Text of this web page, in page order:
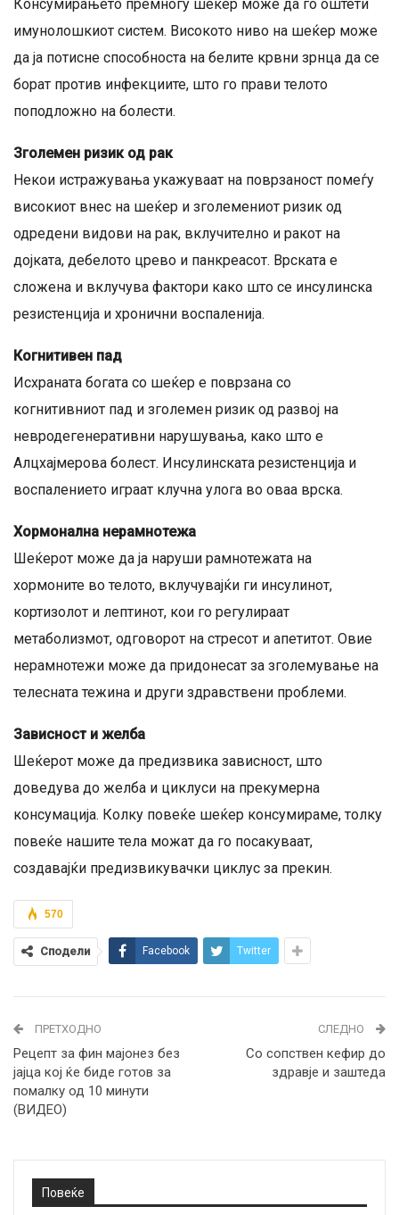
Консумирањето премногу шеќер може да го оштети
имунолошкиот систем. Високото ниво на шеќер може
да ја потисне способноста на белите крвни зрнца да се
борат против инфекциите, што го прави телото
поподложно на болести.
Зголемен ризик од рак
Некои истражувања укажуваат на поврзаност помеѓу
високиот внес на шеќер и зголемениот ризик од
одредени видови на рак, вклучително и ракот на
дојката, дебелото црево и панкреасот. Врската е
сложена и вклучува фактори како што се инсулинска
резистенција и хронични воспаленија.
Когнитивен пад
Исхраната богата со шеќер е поврзана со
когнитивниот пад и зголемен ризик од развој на
невродегенеративни нарушувања, како што е
Алцхајмерова болест. Инсулинската резистенција и
воспалението играат клучна улога во оваа врска.
Хормонална нерамнотежа
Шеќерот може да ја наруши рамнотежата на
хормоните во телото, вклучувајќи ги инсулинот,
кортизолот и лептинот, кои го регулираат
метаболизмот, одговорот на стресот и апетитот. Овие
нерамнотежи може да придонесат за зголемување на
телесната тежина и други здравствени проблеми.
Зависност и желба
Шеќерот може да предизвика зависност, што
доведува до желба и циклуси на прекумерна
консумација. Колку повеќе шеќер консумираме, толку
повеќе нашите тела можат да го посакуваат,
создавајќи предизвикувачки циклус за прекин.
570
Сподели Facebook Twitter
ПРЕТХОДНО
Рецепт за фин мајонез без
јајца кој ќе биде готов за
помалку од 10 минути
(ВИДЕО)
СЛЕДНО
Со сопствен кефир до
здравје и заштеда
Повеќе